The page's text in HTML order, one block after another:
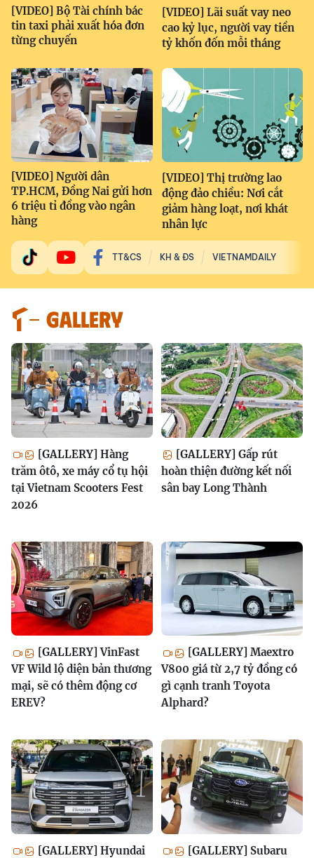
[VIDEO] Bộ Tài chính bác
tin taxi phải xuất hóa đơn
từng chuyến
[VIDEO] Lãi suất vay neo
cao kỷ lục, người vay tiền
tỷ khốn đốn mỗi tháng
[VIDEO] Người dân
TP.HCM, Đồng Nai gửi hơn
6 triệu tỉ đồng vào ngân
hàng
[VIDEO] Thị trường lao
động đảo chiều: Nơi cắt
giảm hàng loạt, nơi khát
nhân lực
TT&CS KH & ĐS VIETNAMDAILY
GALLERY
[GALLERY] Hàng
trăm ôtô, xe máy cổ tụ hội
tại Vietnam Scooters Fest
2026
[GALLERY] Gấp rút
hoàn thiện đường kết nối
sân bay Long Thành
[GALLERY] VinFast
VF Wild lộ diện bản thương
mại, sẽ có thêm động cơ
EREV?
[GALLERY] Maextro
V800 giá từ 2,7 tỷ đồng có
gì cạnh tranh Toyota
Alphard?
[GALLERY] Hyundai
[GALLERY] Subaru